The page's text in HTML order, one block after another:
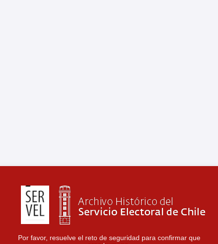
Por favor, resuelve el reto de seguridad para confirmar que